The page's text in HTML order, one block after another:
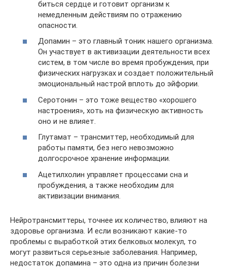
биться сердце и готовит организм к
немедленным действиям по отражению
опасности.
Допамин – это главный тоник нашего организма.
Он участвует в активизации деятельности всех
систем, в том числе во время пробуждения, при
физических нагрузках и создает положительный
эмоциональный настрой вплоть до эйфории.
Серотонин – это тоже вещество «хорошего
настроения», хоть на физическую активность
оно и не влияет.
Глутамат – трансмиттер, необходимый для
работы памяти, без него невозможно
долгосрочное хранение информации.
Ацетилхолин управляет процессами сна и
пробуждения, а также необходим для
активизации внимания.
Нейротрансмиттеры, точнее их количество, влияют на
здоровье организма. И если возникают какие-то
проблемы с выработкой этих белковых молекул, то
могут развиться серьезные заболевания. Например,
недостаток допамина – это одна из причин болезни